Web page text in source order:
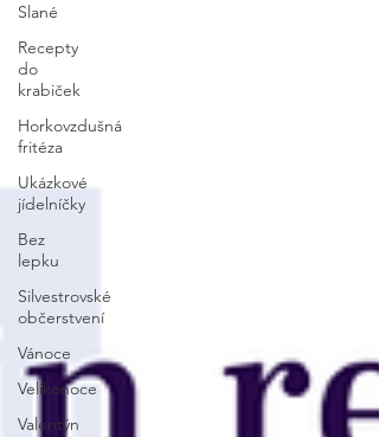
Slané
Recepty
do
krabiček
Horkovzdušná
fritéza
Ukázkové
jídelníčky
Bez
lepku
Silvestrovské
občerstvení
Vánoce
Velikonoce
Valentýn